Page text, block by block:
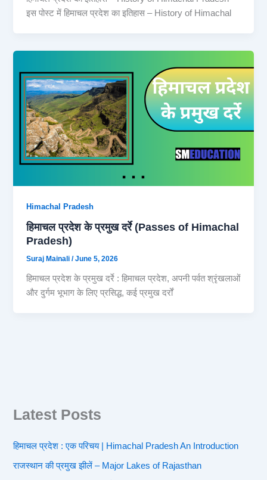
इस पोस्ट में हिमाचल प्रदेश का इतिहास – History of Himachal
Himachal Pradesh
हिमाचल प्रदेश के प्रमुख दर्रे (Passes of Himachal
Pradesh)
Suraj Mainali/June 5, 2026
हिमाचल प्रदेश के प्रमुख दर्रे : हिमाचल प्रदेश, अपनी पर्वत श्रृंखलाओं
और दुर्गम भूभाग के लिए प्रसिद्ध, कई प्रमुख दर्रों
Latest Posts
हिमाचल प्रदेश : एक परिचय | Himachal Pradesh An Introduction
राजस्थान की प्रमुख झीलें – Major Lakes of Rajasthan